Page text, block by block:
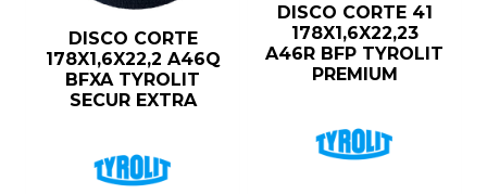
DISCO CORTE
178X1,6X22,2 A46Q
BFXA TYROLIT
SECUR EXTRA
DISCO CORTE 41
178X1,6X22,23
A46R BFP TYROLIT
PREMIUM